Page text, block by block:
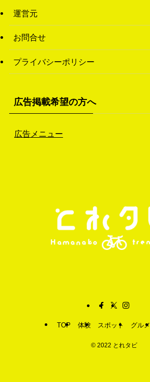
(26)
(46)
運営元
お問合せ
プライバシーポリシー
広告掲載希望の方へ
広告メニュー
TOP 体験 スポット グルメ
©2022 とれタビ